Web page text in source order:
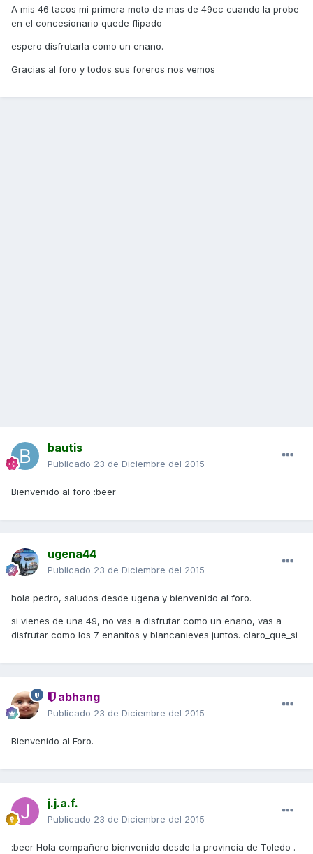
A mis 46 tacos mi primera moto de mas de 49cc cuando la probe
en el concesionario quede flipado
espero disfrutarla como un enano.
Gracias al foro y todos sus foreros nos vemos
bautis
Publicado 23 de Diciembre del 2015
Bienvenido al foro :beer
ugena44
Publicado 23 de Diciembre del 2015
hola pedro, saludos desde ugena y bienvenido al foro.
si vienes de una 49, no vas a disfrutar como un enano, vas a
disfrutar como los 7 enanitos y blancanieves juntos. claro_que_si
abhang
Publicado 23 de Diciembre del 2015
Bienvenido al Foro.
j.j.a.f.
Publicado 23 de Diciembre del 2015
:beer Hola compañero bienvenido desde la provincia de Toledo .